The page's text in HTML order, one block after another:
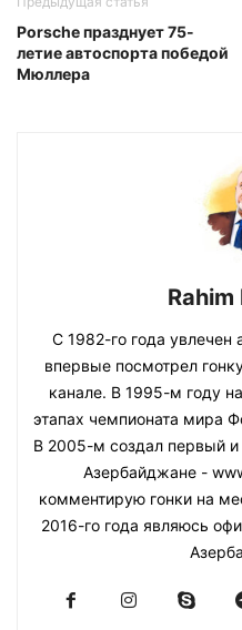
Porsche празднует 75-
летие автоспорта победой
Мюллера
С 1982-го года увлечен
впервые посмотрел
канале. В 1995-м году
этапах чемпионата мира
В 2005-м создал первый
Азербайджане -
комментирую гонки на
2016-го года являюсь